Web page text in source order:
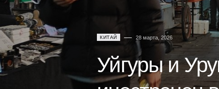
КИТАЙ 28 марта, 2026
Уйгуры и